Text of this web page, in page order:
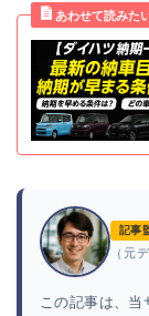
記事
（元
この記事は、